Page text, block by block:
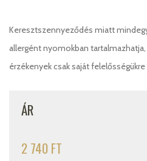
Keresztszennyeződés miatt
allergént nyomokban
érzékenyek csak saját
ÁR
2 740 FT